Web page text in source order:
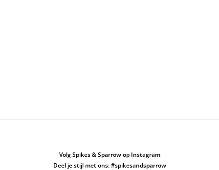
Volg Spikes & Sparrow op Instagram
Deel je stijl met ons: #spikesandsparrow